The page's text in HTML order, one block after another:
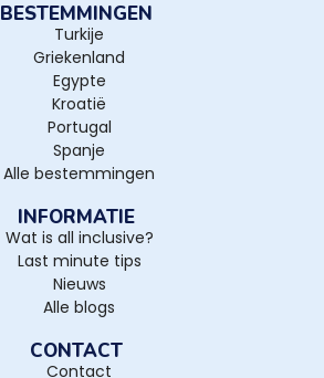
BESTEMMINGEN
Turkije
Griekenland
Egypte
Kroatië
Portugal
Spanje
Alle bestemmingen
INFORMATIE
Wat is all inclusive?
Last minute tips
Nieuws
Alle blogs
CONTACT
Contact